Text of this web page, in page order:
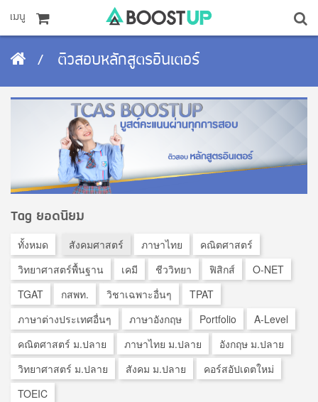
เมนู
ติวสอบหลักสูตรอินเตอร์
Tag ยอดนิยม
ทั้งหมด สังคมศาสตร์ ภาษาไทย
คณิตศาสตร์
วิทยาศาสตร์พื้นฐาน
เคมี ชีววิทยา ฟิสิกส์
O-NET
TGAT
กสพท. วิชาเฉพาะอื่นๆ
TPAT
ภาษาต่างประเทศอื่นๆ
ภาษาอังกฤษ Portfolio
A-Level
คณิตศาสตร์ ม.ปลาย
ภาษาไทย ม.ปลาย
อังกฤษ ม.ปลาย
วิทยาศาสตร์ ม.ปลาย
สังคม ม.ปลาย
คอร์สอัปเดตใหม่
TOEIC